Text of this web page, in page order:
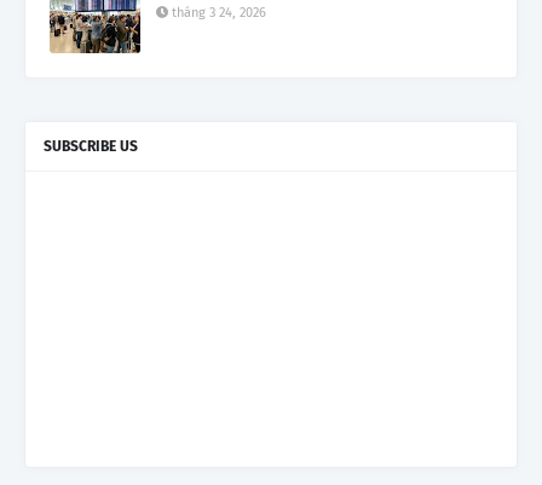
tháng 3 24, 2026
SUBSCRIBE US